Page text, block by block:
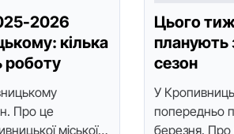
2026
кілька
роботу
Про це
міської
Цього
планують
сезон
У
попередньо
березня. Про